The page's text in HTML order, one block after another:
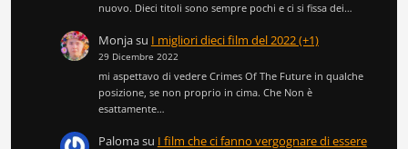
nuovo. Dieci titoli sono sempre pochi e ci si fissa dei…
Monjasu I migliori dieci film del 2022 (+1)
29 Dicembre 2022
mi aspettavo di vedere Crimes Of The Future in qualche
posizione, se non proprio in cima. Che Non è
esattamente…
Palomasu I film che ci fanno vergognare di essere